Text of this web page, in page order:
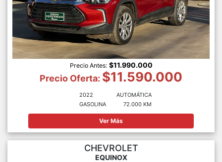
Precio Antes: $11.990.000
Precio Oferta: $11.590.000
2022
GASOLINA
AUTOMÁTICA
72.000 KM
Ver Más
CHEVROLET
EQUINOX